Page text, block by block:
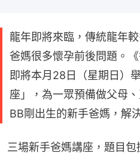
龍年即將來臨，傳統龍年
爸媽很多懷孕前後問題。《
即將本月28日（星期日）
座」，為一眾預備做父母
BB剛出生的新手爸媽，解
三場新手爸媽講座，題目